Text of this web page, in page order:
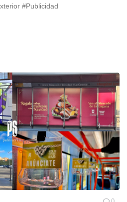
#Publicidad